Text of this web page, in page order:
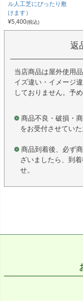
ル人工芝にぴったり敷
けます）
¥5,400(税込)
返
当店商品は屋外使用
イズ違い・イメージ
しておりません。予
商品不良・破損・
をお受付させていた
商品到着後、必ず
ざいましたら、到
せ。